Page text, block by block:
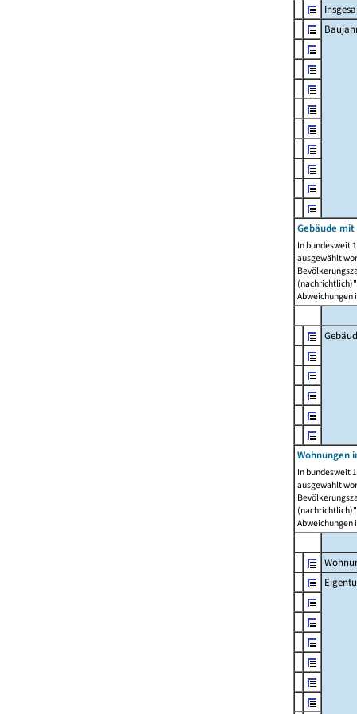
Gebäude mit
In bundesweit
ausgewählt
Abweichungen
Wohnungen
In bundesweit
ausgewählt
Abweichungen